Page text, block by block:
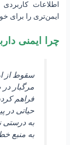
اطلاعات
ایمن‌تری را برای
چرا ایمنی
سقوط از
مرگبار
فراهم
حیاتی در
به درستی
به منبع